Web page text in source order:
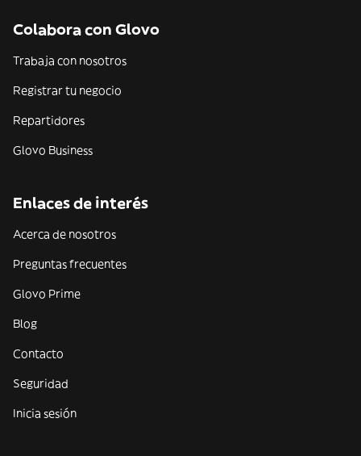
Colabora con Glovo
Trabaja con nosotros
Registrar tu negocio
Repartidores
Glovo Business
Enlaces de interés
Acerca de nosotros
Preguntas frecuentes
Glovo Prime
Blog
Contacto
Seguridad
Inicia sesión